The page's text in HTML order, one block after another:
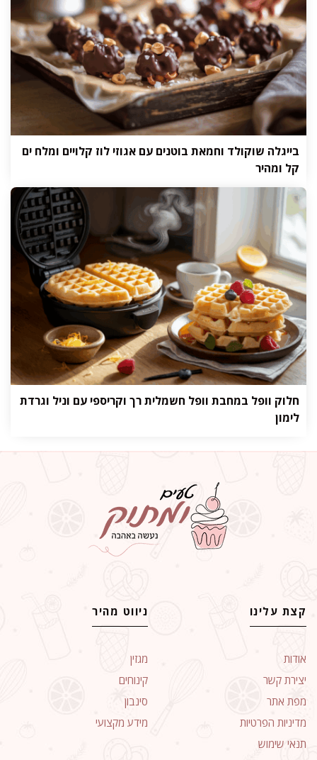
בייגלה שוקולד וחמאת בוטנים עם אגוזי לוז קלויים ומלח ים
קל ומהיר
חלוק וופל במחבת וופל חשמלית רך וקריספי עם וניל וגרדת
לימון
קצת עלינו
אודות
יצירת קשר
מפת אתר
מדיניות הפרטיות
תנאי שימוש
ניווט מהיר
מגזין
קינוחים
סינבון
מידע מקצועי